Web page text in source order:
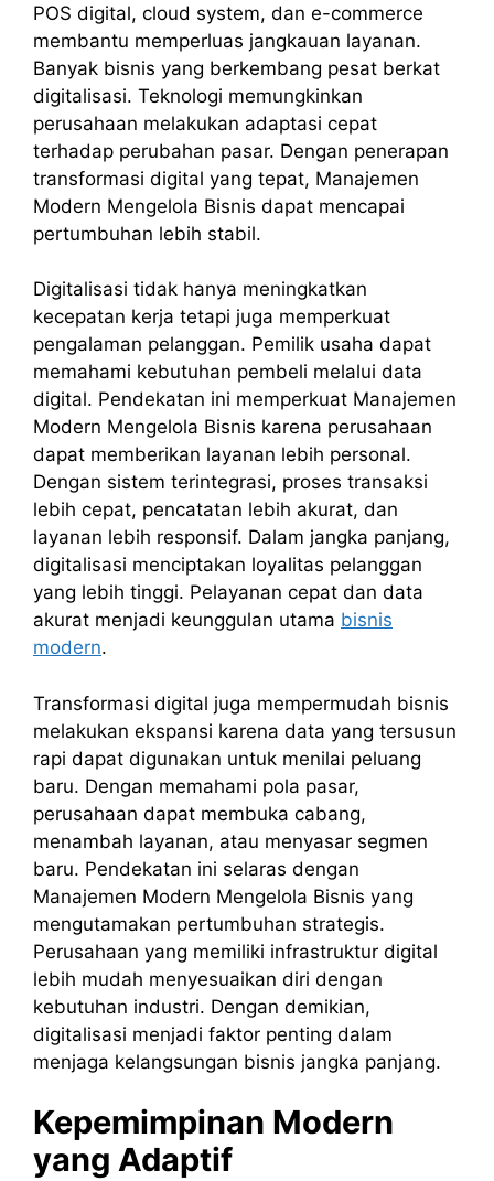
POS digital, cloud system, dan e-commerce
membantu memperluas jangkauan layanan.
Banyak bisnis yang berkembang pesat berkat
digitalisasi. Teknologi memungkinkan
perusahaan melakukan adaptasi cepat
terhadap perubahan pasar. Dengan penerapan
transformasi digital yang tepat, Manajemen
Modern Mengelola Bisnis dapat mencapai
pertumbuhan lebih stabil.
Digitalisasi tidak hanya meningkatkan
kecepatan kerja tetapi juga memperkuat
pengalaman pelanggan. Pemilik usaha dapat
memahami kebutuhan pembeli melalui data
digital. Pendekatan ini memperkuat Manajemen
Modern Mengelola Bisnis karena perusahaan
dapat memberikan layanan lebih personal.
Dengan sistem terintegrasi, proses transaksi
lebih cepat, pencatatan lebih akurat, dan
layanan lebih responsif. Dalam jangka panjang,
digitalisasi menciptakan loyalitas pelanggan
yang lebih tinggi. Pelayanan cepat dan data
akurat menjadi keunggulan utama bisnis
modern.
Transformasi digital juga mempermudah bisnis
melakukan ekspansi karena data yang tersusun
rapi dapat digunakan untuk menilai peluang
baru. Dengan memahami pola pasar,
perusahaan dapat membuka cabang,
menambah layanan, atau menyasar segmen
baru. Pendekatan ini selaras dengan
Manajemen Modern Mengelola Bisnis yang
mengutamakan pertumbuhan strategis.
Perusahaan yang memiliki infrastruktur digital
lebih mudah menyesuaikan diri dengan
kebutuhan industri. Dengan demikian,
digitalisasi menjadi faktor penting dalam
menjaga kelangsungan bisnis jangka panjang.
Kepemimpinan Modern
yang Adaptif